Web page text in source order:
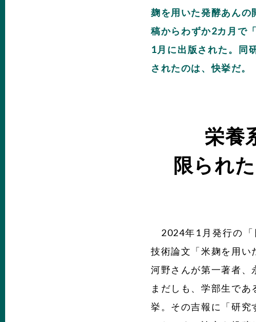
麹を用いた発酵あんの
稿からわずか2カ月で
1月に出版された。同
されたのは、快挙だ。
栄養
限られ
2024年1月発行の「
技術論文「米麹を用い
河野さんが第一著者、
まだしも、学部生で
挙。その吉報に「研究